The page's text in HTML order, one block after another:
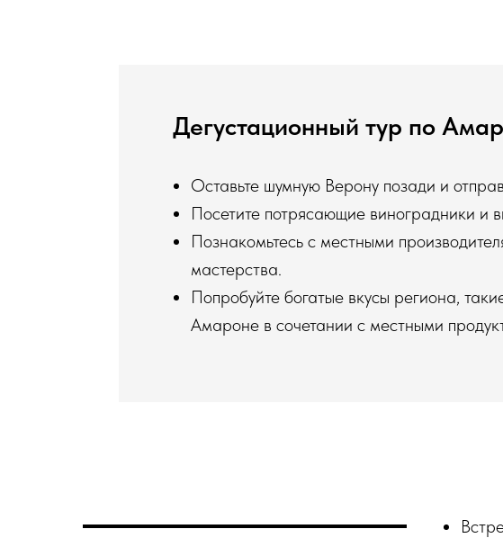
Дегустационный тур по
Оставьте шумную Верону позади и
Посетите потрясающие виноградники и
Познакомьтесь с местными
мастерства.
Попробуйте богатые вкусы региона,
Амароне в сочетании с местными